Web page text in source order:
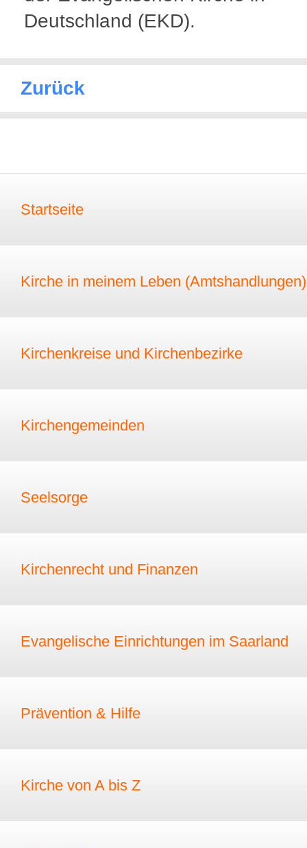
Deutschland (EKD).
Zurück
Startseite
Kirche in meinem Leben (Amtshandlungen)
Kirchenkreise und Kirchenbezirke
Kirchengemeinden
Seelsorge
Kirchenrecht und Finanzen
Evangelische Einrichtungen im Saarland
Prävention & Hilfe
Kirche von A bis Z